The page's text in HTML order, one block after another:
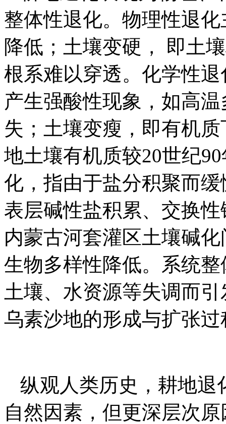
整体性退化。物理性退
降低；土壤变硬， 即土
根系难以穿透。化学性
产生强酸性现象，如高
失；土壤变瘦，即有机
地土壤有机质较20世纪
化，指由于盐分积聚而
表层碱性盐积累、交换
内蒙古河套灌区土壤碱
生物多样性降低。系统
土壤、水资源等失调而
乌素沙地的形成与扩张过
纵观人类历史，耕地退
自然因素，但更深层次